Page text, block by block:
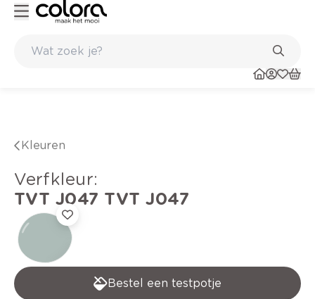
Kleuren
verfkleur:
TVT J047 TVT J047
Bestel een testpotje